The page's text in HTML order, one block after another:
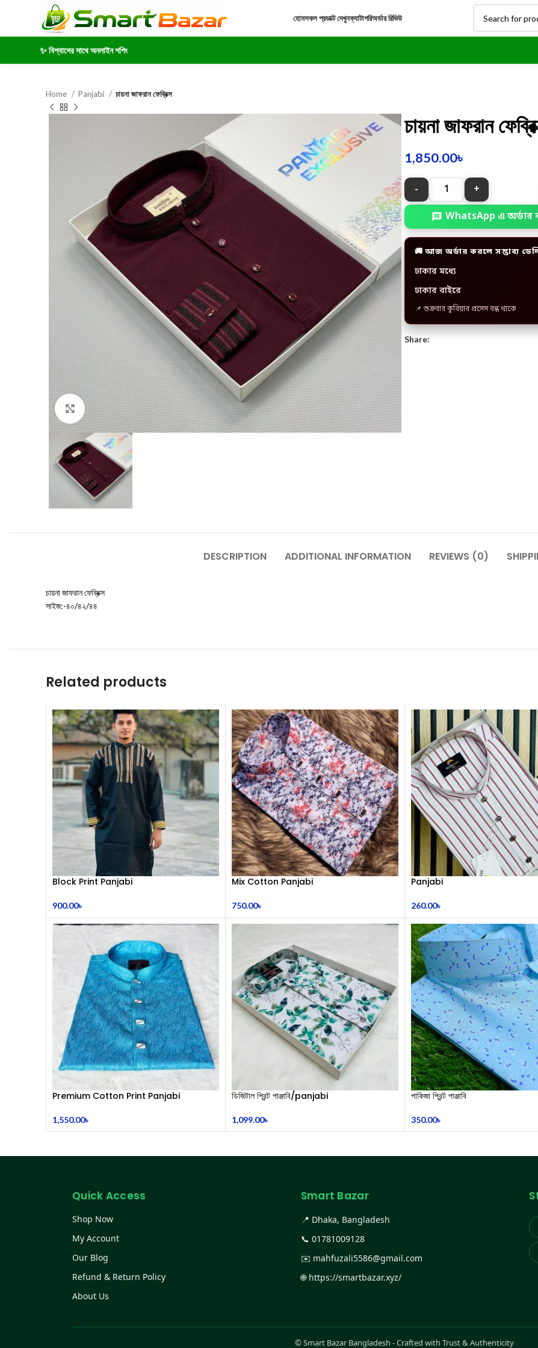
হোমসকল প্রডাক্ট দেখুনক্যাটাগরিঅর্ডার রিভিউ
✨ বিশ্বাসের সাথে অনলাইন শপিং
Home Panjabi চায়না জাফরান ফেব্রিক্স
Click to enlarge
চায়না জাফরান
1,850.00৳
WhatsApp এ
🚚 আজ অর্ডার করলে সম্ভাব্য
ঢাকার মধ্যে
ঢাকার বাইরে
📌 শুক্রবার কুরিয়ার প্রসেস বন্ধ থাকে
Share:
DESCRIPTION ADDITIONAL INFORMATION REVIEWS (0)
চায়না জাফরান ফেব্রিক্স
সাইজ:-৪০/৪২/৪৪
Related products
Block Print Panjabi
900.00৳
Mix Cotton Panjabi
750.00৳
Panjabi
260.00৳
Premium Cotton Print Panjabi
1,550.00৳
ডিজিটাল প্রিন্ট পাঞ্জাবি/panjabi
1,099.00৳
পাকিজা প্রিন্ট পাঞ্জাবি
350.00৳
Quick Access
Shop Now
My Account
Our Blog
Refund & Return Policy
About Us
Smart Bazar
📍 Dhaka, Bangladesh
📞 01781009128
✉️ mahfuzali5586@gmail.com
🌐 https://smartbazar.xyz/
©Smart Bazar Bangladesh - Crafted with Trust & Authenticity